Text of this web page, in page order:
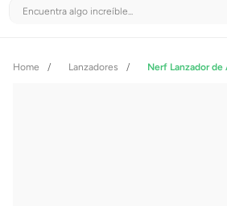
Lanzadores